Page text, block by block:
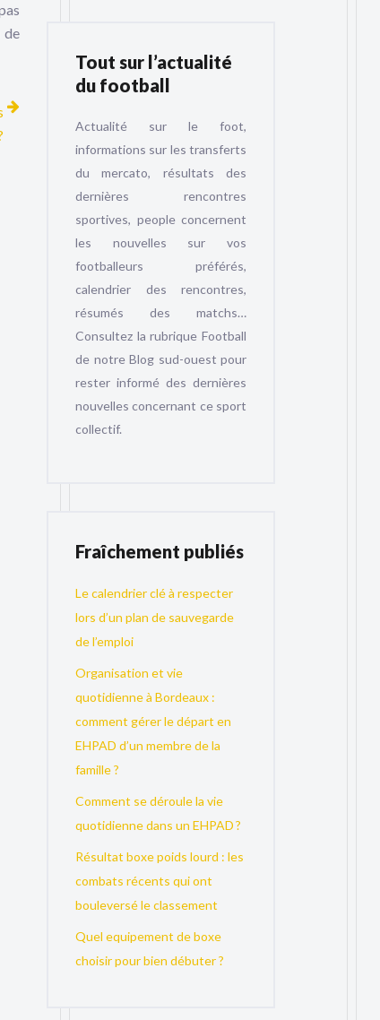
de
Tout sur l’actualité
du football
Actualité sur le foot,
informations sur les transferts
du mercato, résultats des
dernières rencontres
sportives, people concernent
les nouvelles sur vos
footballeurs préférés,
calendrier des rencontres,
résumés des matchs…
Consultez la rubrique Football
de notre Blog sud-ouest pour
rester informé des dernières
nouvelles concernant ce sport
collectif.
Fraîchement publiés
Le calendrier clé à respecter
lors d’un plan de sauvegarde
de l’emploi
Organisation et vie
quotidienne à Bordeaux :
comment gérer le départ en
EHPAD d’un membre de la
famille ?
Comment se déroule la vie
quotidienne dans un EHPAD ?
Résultat boxe poids lourd : les
combats récents qui ont
bouleversé le classement
Quel equipement de boxe
choisir pour bien débuter ?